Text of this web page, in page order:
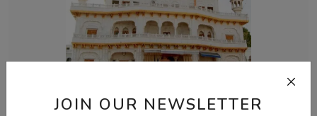
JOIN OUR NEWSLETTER
Aug 8, 2026